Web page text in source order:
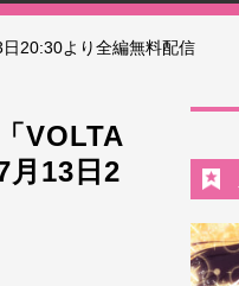
20:30より全編無料配信
VOLTA
13日2